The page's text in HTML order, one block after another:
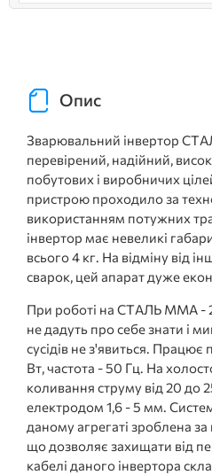
Опис
Зварювальний інвертор
перевірений, надійний,
побутових і виробничих
пристрою проходило за
використанням потужних
інвертор має невеликі
всього 4 кг. На відміну від
сварок, цей апарат дуже
При роботі на СТАЛЬ ММА -
не дадуть про себе знати і
сусідів не з'явиться. Працює
Вт, частота - 50 Гц. На
коливання струму від 20 до
електродом 1,6 - 5 мм.
даному агрегаті зроблена
що дозволяє захищати від
кабелі даного інвертора